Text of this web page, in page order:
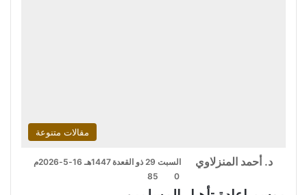
مقالات متنوعة
د. أحمد المنزلاوي
السبت 29 ذو القعدة 1447هـ 16-5-2026م
0
85